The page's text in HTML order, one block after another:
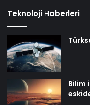
Teknoloji Haberleri
Bilim